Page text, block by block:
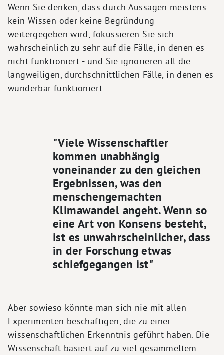
Wenn Sie denken, dass durch Aussagen meistens
kein Wissen oder keine Begründung
weitergegeben wird, fokussieren Sie sich
wahrscheinlich zu sehr auf die Fälle, in denen es
nicht funktioniert - und Sie ignorieren all die
langweiligen, durchschnittlichen Fälle, in denen es
wunderbar funktioniert.
"Viele Wissenschaftler
kommen unabhängig
voneinander zu den gleichen
Ergebnissen, was den
menschengemachten
Klimawandel angeht. Wenn so
eine Art von Konsens besteht,
ist es unwahrscheinlicher, dass
in der Forschung etwas
schiefgegangen ist"
Aber sowieso könnte man sich nie mit allen
Experimenten beschäftigen, die zu einer
wissenschaftlichen Erkenntnis geführt haben. Die
Wissenschaft basiert auf zu viel gesammeltem